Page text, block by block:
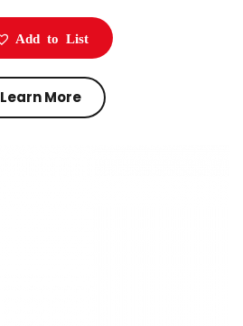
Add to List
Learn More